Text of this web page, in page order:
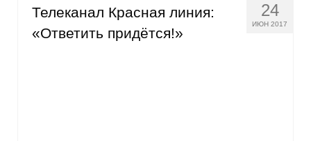
24
ИЮН 2017
Телеканал Красная линия:
«Ответить придётся!»